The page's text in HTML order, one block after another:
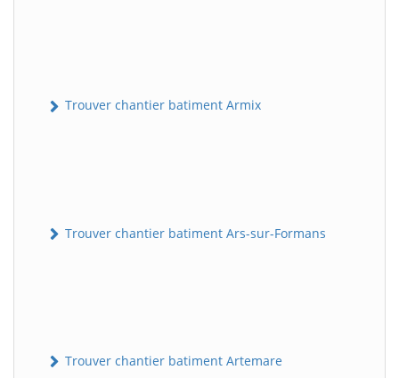
Trouver chantier batiment Armix
Trouver chantier batiment Ars-sur-Formans
Trouver chantier batiment Artemare